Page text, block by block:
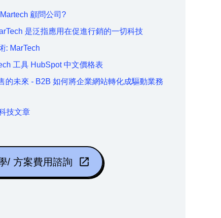
顧問公司?
是泛指應用在促進行銷的一切科技
: MarTech
工具 HubSpot 中文價格表
的未來 - B2B 如何將企業網站轉化成驅動業務
技文章
/ 方案費用諮詢